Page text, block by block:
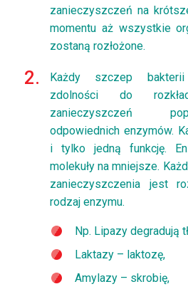
zanieczyszczeń na
momentu aż wszystkie
zostaną rozłożone.
Każdy szczep
zdolności do
zanieczyszczeń
odpowiednich enzymów.
i tylko jedną funkcję.
molekuły na mniejsze.
zanieczyszczenia jest
rodzaj enzymu.
Np. Lipazy degradują
Laktazy – laktozę,
Amylazy – skrobię,